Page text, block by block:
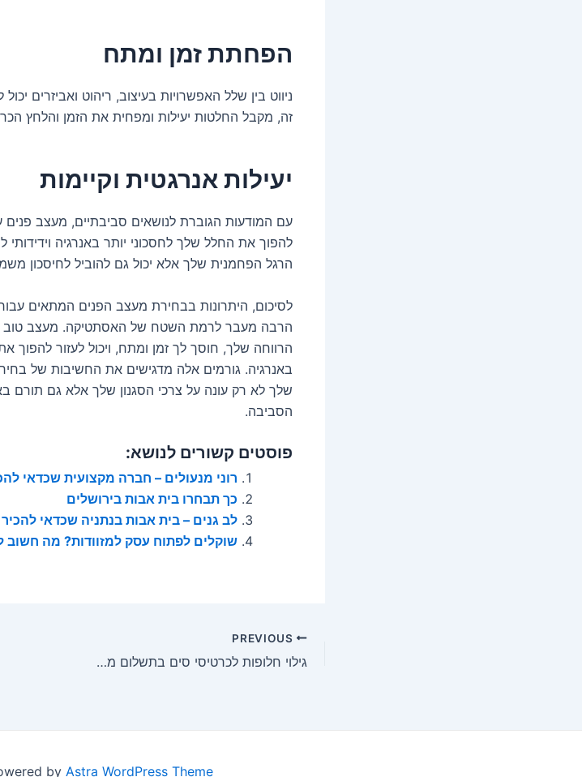
הפחתת זמן ומתח
ניווט בין שלל האפשרויות בעיצוב, ריהוט ואביזרים
זה, מקבל החלטות יעילות ומפחית את הזמן והלחץ
יעילות אנרגטית וקיימות
עם המודעות הגוברת לנושאים סביבתיים, מעצב פנים
להפוך את החלל שלך לחסכוני יותר באנרגיה
הרגל הפחמנית שלך אלא יכול גם להוביל לחיסכון
לסיכום, היתרונות בבחירת מעצב הפנים המתאים
הרבה מעבר לרמת השטח של האסתטיקה. מעצב
הרווחה שלך, חוסך לך זמן ומתח, ויכול לעזור להפוך
באנרגיה. גורמים אלה מדגישים את החשיבות של
שלך לא רק עונה על צרכי הסגנון שלך אלא גם תורם
הסביבה.
פוסטים קשורים לנושא:
רוני מנעולים – חברה מקצועית שכדאי
כך תבחרו בית אבות בירושלים
לב גנים – בית אבות בנתניה שכדאי להכיר
שוקלים לפתוח עסק למזוודות? מה חשוב
Post
navigation
גילוי חלופות לכרטיסי סים בתשלום מראש
by Astra WordPress Theme